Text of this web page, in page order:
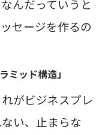
んだっていうと
セージを作るの
ミッド構造」
がビジネスプレ
い、止まらな